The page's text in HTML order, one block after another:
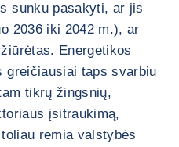
sunku pasakyti, ar jis
2036 iki 2042 m.), ar
Energetikos
greičiausiai taps svarbiu
tikrų žingsnių,
įsitraukimą,
remia valstybės